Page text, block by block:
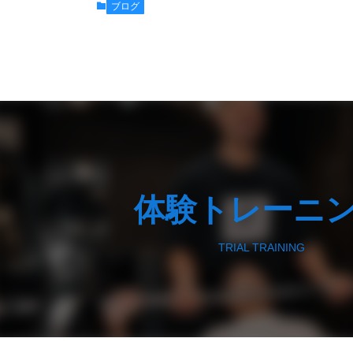
ブログ
体験トレーニ
TRIAL TRAINING